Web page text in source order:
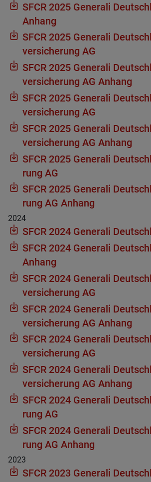
SFCR 2025 Gene­rali
Anhang
SFCR 2025 Gene­rali
ver­si­che­rung AG
SFCR 2025 Gene­rali
ver­si­che­rung AG Anhang
SFCR 2025 Gene­rali
ver­si­che­rung AG
SFCR 2025 Gene­rali
ver­si­che­rung AG Anhang
SFCR 2025 Gene­rali
rung AG
SFCR 2025 Gene­rali
rung AG Anhang
2024
SFCR 2024 Gene­rali
SFCR 2024 Gene­rali
Anhang
SFCR 2024 Gene­rali
ver­si­che­rung AG
SFCR 2024 Gene­rali
ver­si­che­rung AG Anhang
SFCR 2024 Gene­rali
ver­si­che­rung AG
SFCR 2024 Gene­rali
ver­si­che­rung AG Anhang
SFCR 2024 Gene­rali
rung AG
SFCR 2024 Gene­rali
rung AG Anhang
2023
SFCR 2023 Gene­rali